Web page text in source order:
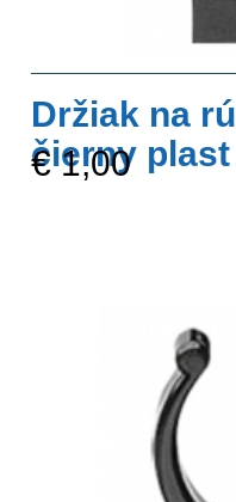
Držiak na
čierny plast
€ 1,00